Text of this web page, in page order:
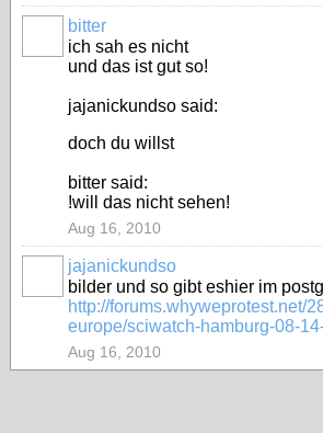
bitter
ich sah es nicht
und das ist gut so!
jajanickundso said:
doch du willst
bitter said:
!will das nicht sehen!
Aug 16, 2010
jajanickundso
bilder und so gibt eshier im
http://forums.whyweprotest.net/
europe/sciwatch-hamburg-08-
Aug 16, 2010